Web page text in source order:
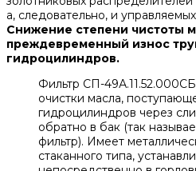
а, следовательно, и
Снижение степени чистоты
преждевременный износ
гидроцилиндров.
Фильтр СП-
очистки масла,
гидроцилиндров через
обратно в бак (так
фильтр). Имеет
стаканного типа,